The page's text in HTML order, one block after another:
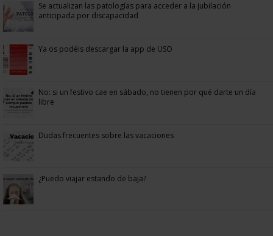
Se actualizan las patologías para acceder a la jubilación
anticipada por discapacidad
Ya os podéis descargar la app de USO
No: si un festivo cae en sábado, no tienen por qué darte un día
libre
Dudas frecuentes sobre las vacaciones
¿Puedo viajar estando de baja?